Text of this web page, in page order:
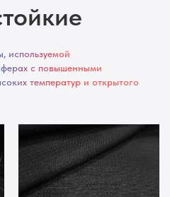
используемой
с повышенными
температур и открытого